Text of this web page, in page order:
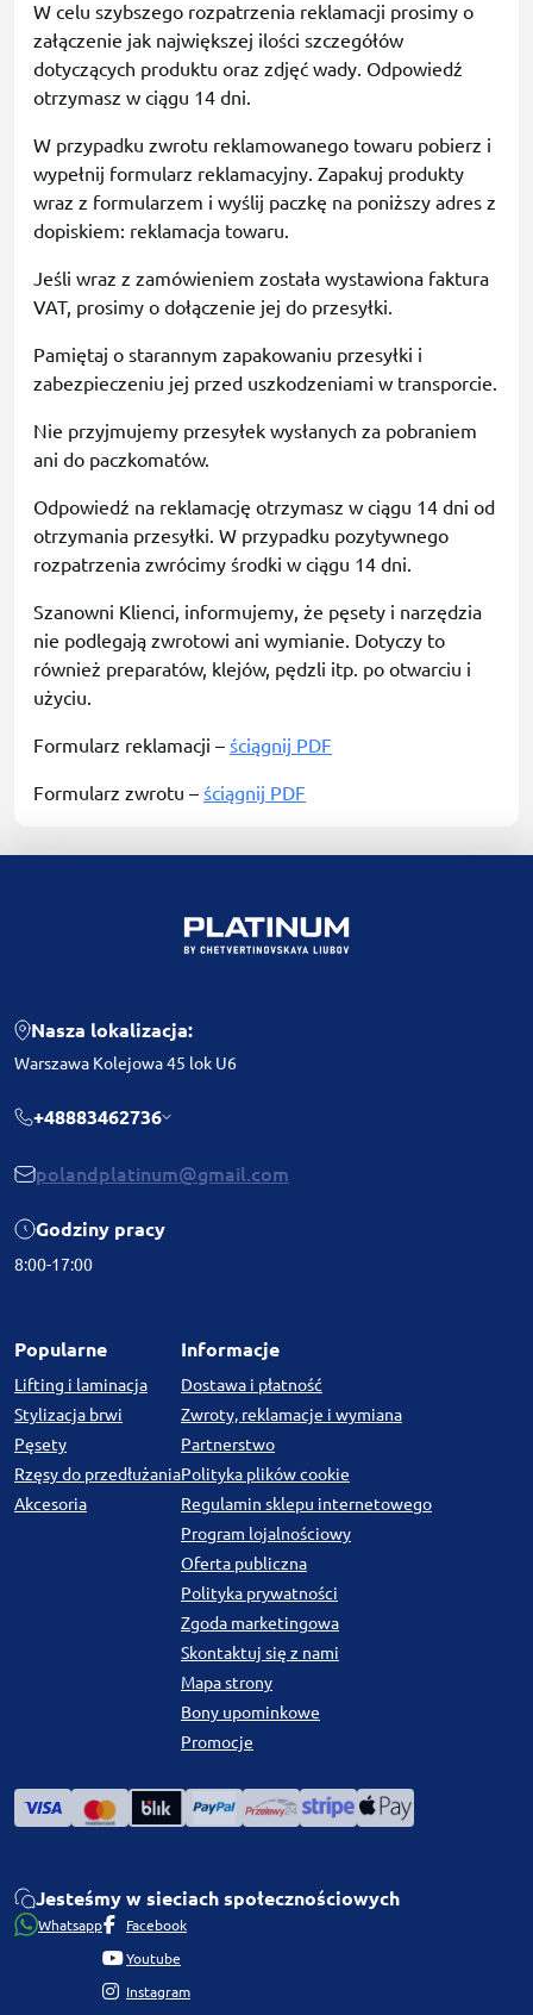
W celu szybszego rozpatrzenia reklamacji prosimy o
załączenie jak największej ilości szczegółów
dotyczących produktu oraz zdjęć wady. Odpowiedź
otrzymasz w ciągu 14 dni.
W przypadku zwrotu reklamowanego towaru pobierz i
wypełnij formularz reklamacyjny. Zapakuj produkty
wraz z formularzem i wyślij paczkę na poniższy adres z
dopiskiem: reklamacja towaru.
Jeśli wraz z zamówieniem została wystawiona faktura
VAT, prosimy o dołączenie jej do przesyłki.
Pamiętaj o starannym zapakowaniu przesyłki i
zabezpieczeniu jej przed uszkodzeniami w transporcie.
Nie przyjmujemy przesyłek wysłanych za pobraniem
ani do paczkomatów.
Odpowiedź na reklamację otrzymasz w ciągu 14 dni od
otrzymania przesyłki. W przypadku pozytywnego
rozpatrzenia zwrócimy środki w ciągu 14 dni.
Szanowni Klienci, informujemy, że pęsety i narzędzia
nie podlegają zwrotowi ani wymianie. Dotyczy to
również preparatów, klejów, pędzli itp. po otwarciu i
użyciu.
Formularz reklamacji – ściągnij PDF
Formularz zwrotu – ściągnij PDF
Nasza lokalizacja:
Warszawa Kolejowa 45 lok U6
+48883462736
polandplatinum@gmail.com
Godziny pracy
8:00-17:00
Popularne
Lifting i laminacja
Stylizacja brwi
Pęsety
Rzęsy do przedłużania
Akcesoria
Informacje
Dostawa i płatność
Zwroty, reklamacje i wymiana
Partnerstwo
Polityka plików cookie
Regulamin sklepu internetowego
Program lojalnościowy
Oferta publiczna
Polityka prywatności
Zgoda marketingowa
Skontaktuj się z nami
Mapa strony
Bony upominkowe
Promocje
Jesteśmy w sieciach społecznościowych
Whatsapp Facebook
Youtube
Instagram